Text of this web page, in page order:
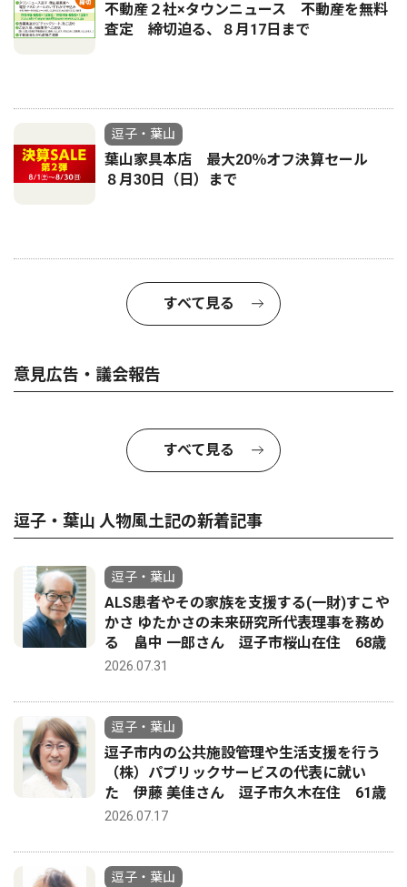
不動産２社×タウンニュース 不動産を無料
査定 締切迫る、８月17日まで
逗子・葉山
葉山家具本店 最大20％オフ決算セール
８月30日（日）まで
すべて見る
意見広告・議会報告
すべて見る
逗子・葉山 人物風土記の新着記事
逗子・葉山
ALS患者やその家族を支援する(一財)すこや
かさ ゆたかさの未来研究所代表理事を務め
る 畠中 一郎さん 逗子市桜山在住 68歳
2026.07.31
逗子・葉山
逗子市内の公共施設管理や生活支援を行う
（株）パブリックサービスの代表に就い
た 伊藤 美佳さん 逗子市久木在住 61歳
2026.07.17
逗子・葉山